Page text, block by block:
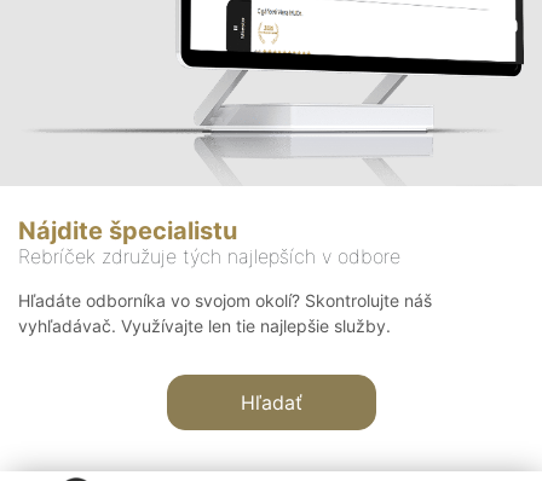
Nájdite špecialistu
Rebríček združuje tých najlepších v odbore
Hľadáte odborníka vo svojom okolí? Skontrolujte náš
vyhľadávač. Využívajte len tie najlepšie služby.
Hľadať